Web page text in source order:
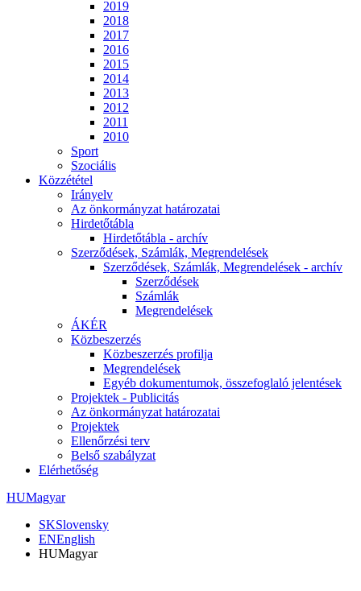
2019
2018
2017
2016
2015
2014
2013
2012
2011
2010
Sport
Szociális
Közzététel
Irányelv
Az önkormányzat határozatai
Hirdetőtábla
Hirdetőtábla - archív
Szerződések, Számlák, Megrendelések
Szerződések, Számlák, Megrendelések - archív
Szerződések
Számlák
Megrendelések
ÁKÉR
Közbeszerzés
Közbeszerzés profilja
Megrendelések
Egyéb dokumentumok, összefoglaló jelentések
Projektek - Publicitás
Az önkormányzat határozatai
Projektek
Ellenőrzési terv
Belső szabályzat
Elérhetőség
HUMagyar
SKSlovensky
ENEnglish
HUMagyar